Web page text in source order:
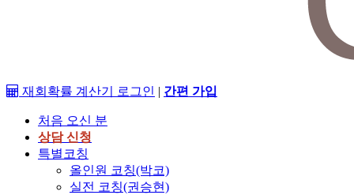
재회확률 계산기 로그인 | 간편 가입
처음 오신 분
상담 신청
특별코칭
올인원 코칭(박코)
실전 코칭(권승현)